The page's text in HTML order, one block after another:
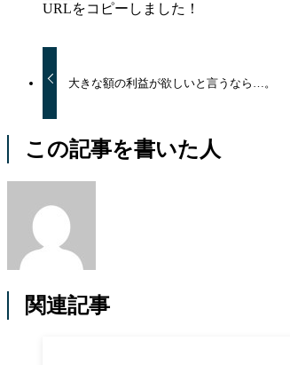
URLをコピーしました！
大きな額の利益が欲しいと言うなら…。
この記事を書いた人
関連記事